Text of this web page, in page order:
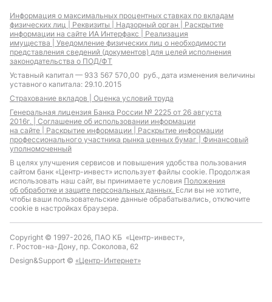
Информация о максимальных процентных ставках по вкладам
физических лиц | Реквизиты | Надзорный орган | Раскрытие
информации на сайте ИА Интерфакс | Реализация
имущества | Уведомление физических лиц о необходимости
представления сведений (документов) для целей исполнения
законодательства о ПОД/ФТ
Уставный капитал — 933 567 570,00 руб., дата изменения величины
уставного капитала: 29.10.2015
Страхование вкладов | Оценка условий труда
Генеральная лицензия Банка России № 2225 от 26 августа
2016г. | Соглашение об использовании информации
на сайте | Раскрытие информации | Раскрытие информации
профессионального участника рынка ценных бумаг | Финансовый
уполномоченный
В целях улучшения сервисов и повышения удобства пользования
сайтом банк «Центр-инвест» использует файлы cookie. Продолжая
использовать наш сайт, вы принимаете условия Положения
об обработке и защите персональных данных. Если вы не хотите,
чтобы ваши пользовательские данные обрабатывались, отключите
cookie в настройках браузера.
Copyright © 1997-2026, ПАО КБ «Центр-инвест»,
г. Ростов-на-Дону, пр. Соколова, 62
Design&Support © «Центр-Интернет»